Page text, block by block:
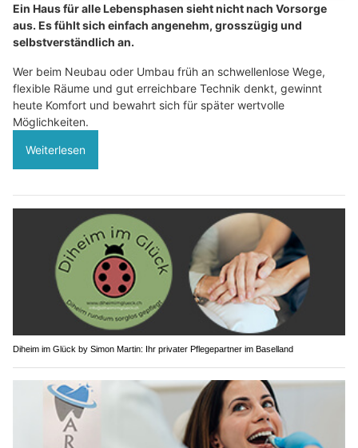
Ein Haus für alle Lebensphasen sieht nicht nach Vorsorge
aus. Es fühlt sich einfach angenehm, grosszügig und
selbstverständlich an.
Wer beim Neubau oder Umbau früh an schwellenlose Wege,
flexible Räume und gut erreichbare Technik denkt, gewinnt
heute Komfort und bewahrt sich für später wertvolle
Möglichkeiten.
Weiterlesen
Diheim im Glück by Simon Martin: Ihr privater Pflegepartner im Baselland